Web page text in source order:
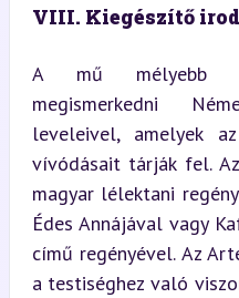
VIII. Kiegészítő
A mű mélyebb
megismerkedni
leveleivel, amelyek
vívódásait tárják fel.
magyar lélektani
Édes Annájával vagy
című regényével. Az
a testiséghez való